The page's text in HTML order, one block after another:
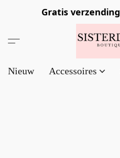
Gratis verzending
Nieuw Accessoires